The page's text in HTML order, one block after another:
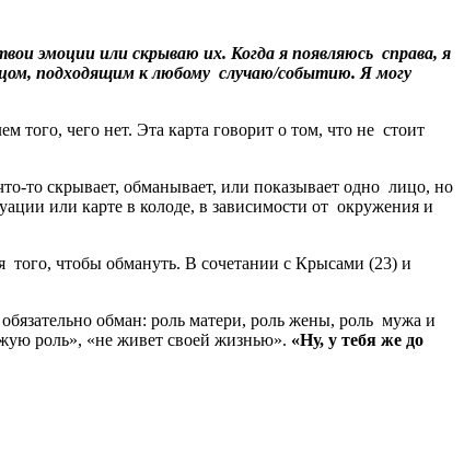
эмоции или скрываю их. Когда я появляюсь справа, я
подходящим к любому случаю/событию. Я могу
того, чего нет. Эта карта говорит о том, что не стоит
то скрывает, обманывает, или показывает одно лицо, но
или карте в колоде, в зависимости от окружения и
того, чтобы обмануть. В сочетании с Крысами (23) и
обман: роль матери, роль жены, роль мужа и
роль», «не живет своей жизнью». «Ну, у тебя же до